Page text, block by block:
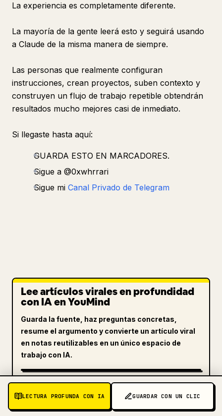
La experiencia es completamente diferente.
La mayoría de la gente leerá esto y seguirá usando
a Claude de la misma manera de siempre.
Las personas que realmente configuran
instrucciones, crean proyectos, suben contexto y
construyen un flujo de trabajo repetible obtendrán
resultados mucho mejores casi de inmediato.
Si llegaste hasta aquí:
GUARDA ESTO EN MARCADORES.
Sigue a @0xwhrrari
Sigue mi Canal Privado de Telegram
LECTURA PROFUNDA CON IA GUARDAR CON UN CLIC
Lee artículos virales en profundidad
con IA en YouMind
Guarda la fuente, haz preguntas concretas,
resume el argumento y convierte un artículo viral
en notas reutilizables en un único espacio de
trabajo con IA.